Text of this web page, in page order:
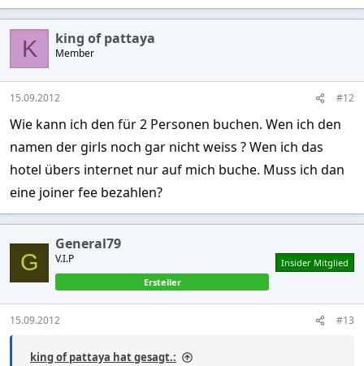
K king of pattaya
Member
15.09.2012 #12
Wie kann ich den für 2 Personen buchen. Wen ich den
namen der girls noch gar nicht weiss ? Wen ich das
hotel übers internet nur auf mich buche. Muss ich dan
eine joiner fee bezahlen?
G
General79
V.I.P
Ersteller
Insider Mitglied
15.09.2012 #13
king of pattaya hat gesagt.: